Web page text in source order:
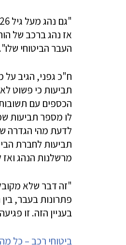
אז נהג ברכב של
העבר הביטוחי שלו".
ח"כ גפני, הגיב על
תביעות כי פשוט
הכספים עם
לו מספר תביעות
לדעת מהי הגדרה
תביעות לחברת
מרשלנות הנהג
"זה דבר שלא
פתרונות בעבר,
בעניין הזה. זו
ביטוחי רכב – כל